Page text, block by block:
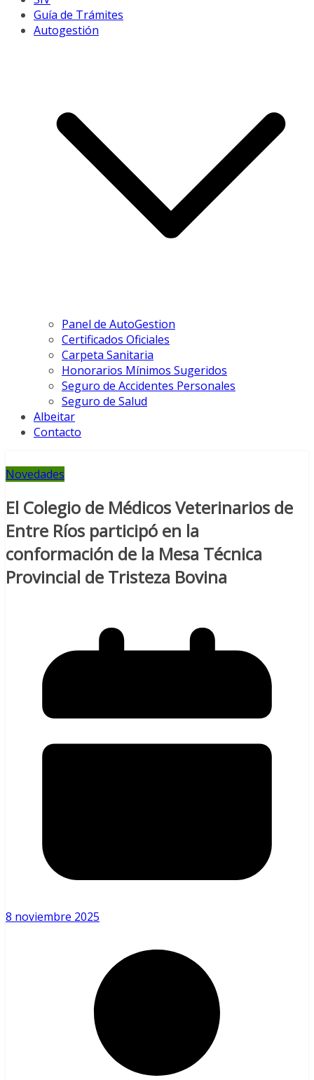
Guía de Trámites
Autogestión
Panel de AutoGestion
Certificados Oficiales
Carpeta Sanitaria
Honorarios Mínimos Sugeridos
Seguro de Accidentes Personales
Seguro de Salud
Albeitar
Contacto
Novedades
El Colegio de Médicos Veterinarios de
Entre Ríos participó en la
conformación de la Mesa Técnica
Provincial de Tristeza Bovina
8 noviembre 2025